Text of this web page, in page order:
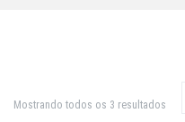
Mostrando todos os 3 resultados